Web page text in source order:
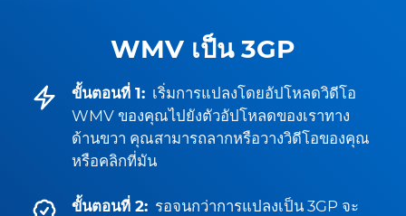
WMV เป็น 3GP
ขั้นตอนที่ 1: เริ่มการแปลงโดยอัปโหลดวิดีโอ
WMV ของคุณไปยังตัวอัปโหลดของเราทาง
ด้านขวา คุณสามารถลากหรือวางวิดีโอของคุณ
หรือคลิกที่มัน
ขั้นตอนที่ 2: รอจนกว่าการแปลงเป็น 3GP จะ